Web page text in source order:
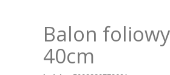
Balon
40cm